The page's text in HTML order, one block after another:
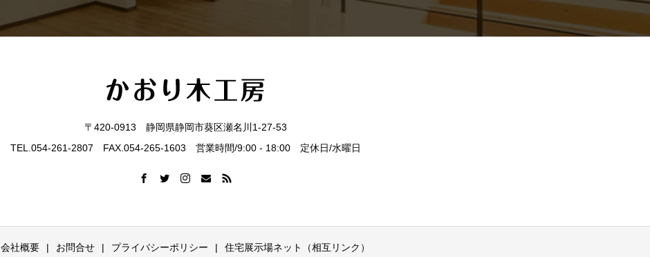
〒420-0913 静岡県静岡市葵区瀬名川1-27-53
TEL.054-261-2807 FAX.054-265-1603 営業時間/9:00 - 18:00 定休日/水曜日
会社概要 お問合せ プライバシーポリシー 住宅展示場ネット（相互リンク）